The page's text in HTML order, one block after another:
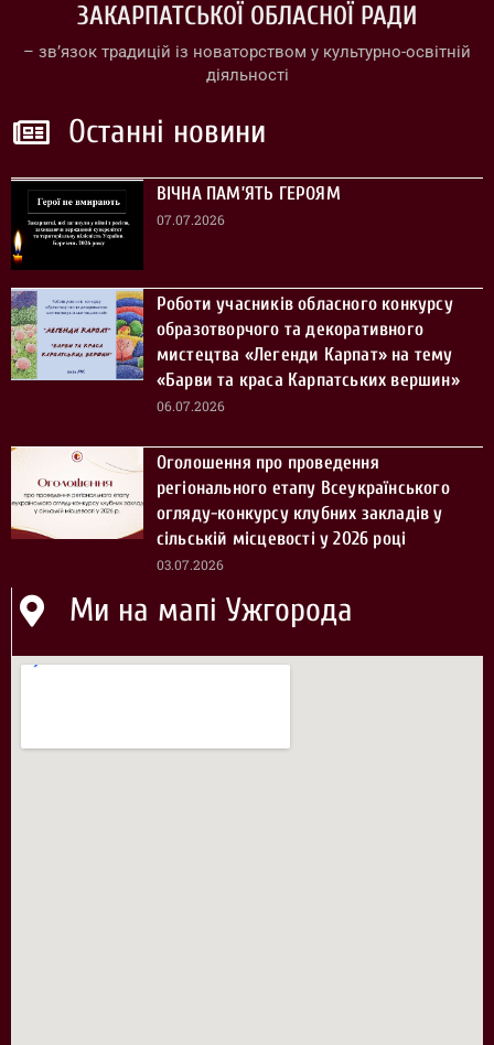
ЗАКАРПАТСЬКОЇ ОБЛАСНОЇ РАДИ
– зв’язок традицій із новаторством у культурно-освітній
діяльності
Останні новини
ВІЧНА ПАМ’ЯТЬ ГЕРОЯМ
07.07.2026
Роботи учасників обласного конкурсу
образотворчого та декоративного
мистецтва «Легенди Карпат» на тему
«Барви та краса Карпатських вершин»
06.07.2026
Оголошення про проведення
регіонального етапу Всеукраїнського
огляду-конкурсу клубних закладів у
сільській місцевості у 2026 році
03.07.2026
Ми на мапі Ужгорода